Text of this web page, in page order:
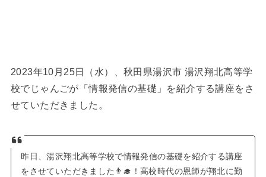
2023年10月25日（水）、秋田県湯沢市 湯沢翔北高等学
校でじゃんごが「情報発信の基礎」を紹介する講座をさ
せていただきました。
昨日、湯沢翔北高等学校で情報発信の基礎を紹介する講座
をさせていただきました👨‍🎓！高校時代の恩師が翔北に勤